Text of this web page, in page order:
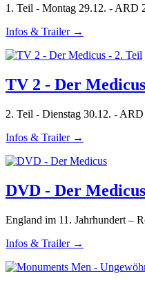
1. Teil - Montag 29.12. - ARD
Infos & Trailer →
TV 2 - Der
2. Teil - Dienstag 30.12. -
Infos & Trailer →
DVD - Der Medicus
England im 11. Jahrhundert –
Infos & Trailer →